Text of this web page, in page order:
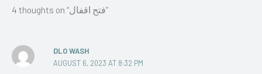
4 thoughts on “فتح اقفال”
DLO WASH
AUGUST 6, 2023 AT 8:32 PM